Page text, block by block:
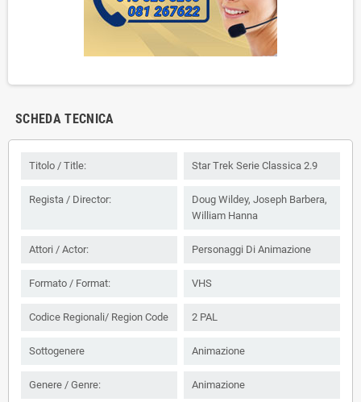
SCHEDA TECNICA
Titolo / Title: Star Trek Serie Classica 2.9
Regista / Director:
Doug Wildey, Joseph Barbera,
William Hanna
Attori / Actor: Personaggi Di Animazione
Formato / Format: VHS
Codice Regionali/ Region Code 2 PAL
Sottogenere Animazione
Genere / Genre: Animazione